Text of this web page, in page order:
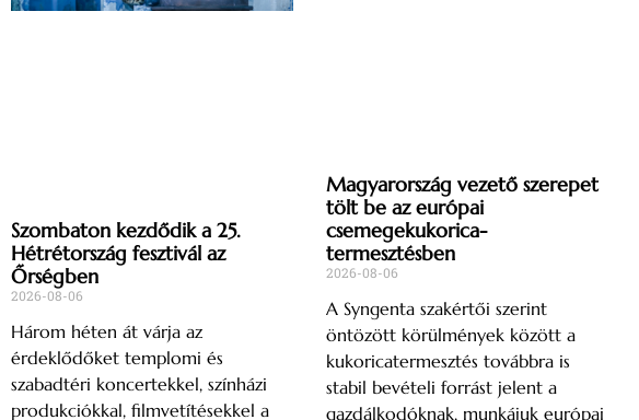
Szombaton kezdődik a 25.
Hétrétország fesztivál az
Őrségben
2026-08-06
Három héten át várja az
érdeklődőket templomi és
szabadtéri koncertekkel, színházi
produkciókkal, filmvetítésekkel a
Magyarország vezető szerepet
tölt be az európai
csemegekukorica-
termesztésben
2026-08-06
A Syngenta szakértői szerint
öntözött körülmények között a
kukoricatermesztés továbbra is
stabil bevételi forrást jelent a
gazdálkodóknak, munkájuk európai